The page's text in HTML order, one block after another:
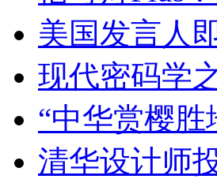
美国发言人
现代密码学
“中华赏樱
清华设计师